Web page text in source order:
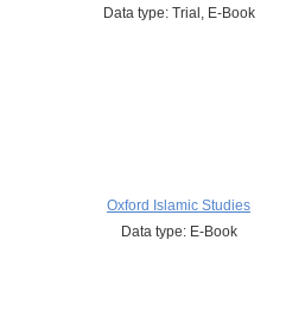
Data type: Trial, E-Book
Oxford Islamic Studies
Data type: E-Book